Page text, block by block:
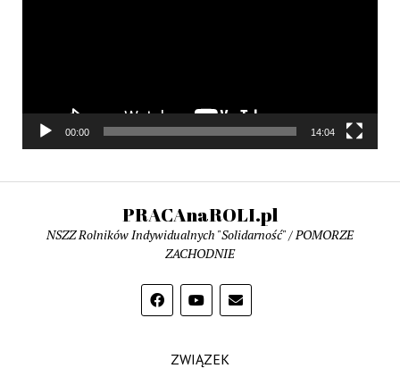
00:00 14:04
PRACAnaROLI.pl
NSZZ Rolników Indywidualnych "Solidarność" / POMORZE
ZACHODNIE
ZWIĄZEK